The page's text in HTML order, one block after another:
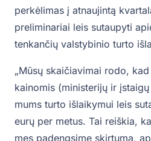
perkėlimas į atnaujintą
preliminariai leis sutaupyti
tenkančių valstybinio turto
„Mūsų skaičiavimai rodo,
kainomis (ministerijų ir
mums turto išlaikymui leis
eurų per metus. Tai reiškia,
mes padengsime skirtumą,